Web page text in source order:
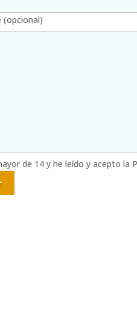
(opcional)
de 14 y he leído y acepto la